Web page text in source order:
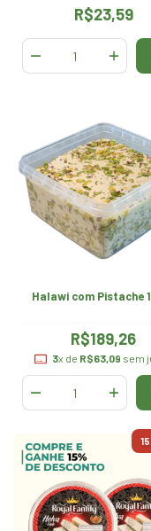
R$23,59
Halawi com Pistache
R$189,26
3x de R$63,09 sem
15